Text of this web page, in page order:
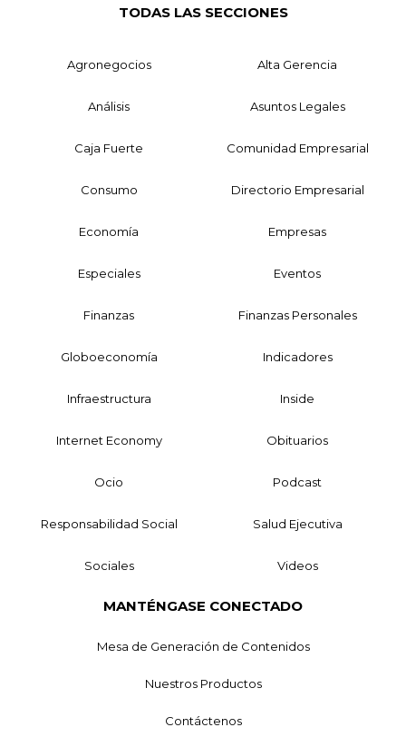
TODAS LAS SECCIONES
Agronegocios Alta Gerencia
Análisis Asuntos Legales
Caja Fuerte Comunidad Empresarial
Consumo Directorio Empresarial
Economía Empresas
Especiales Eventos
Finanzas Finanzas Personales
Globoeconomía Indicadores
Infraestructura Inside
Internet Economy Obituarios
Ocio Podcast
Responsabilidad Social Salud Ejecutiva
Sociales Videos
MANTÉNGASE CONECTADO
Mesa de Generación de Contenidos
Nuestros Productos
Contáctenos